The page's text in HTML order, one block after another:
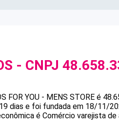
- CNPJ
FOR YOU - MENS STORE é
dias e foi fundada em 18/11/
é Comércio varejista